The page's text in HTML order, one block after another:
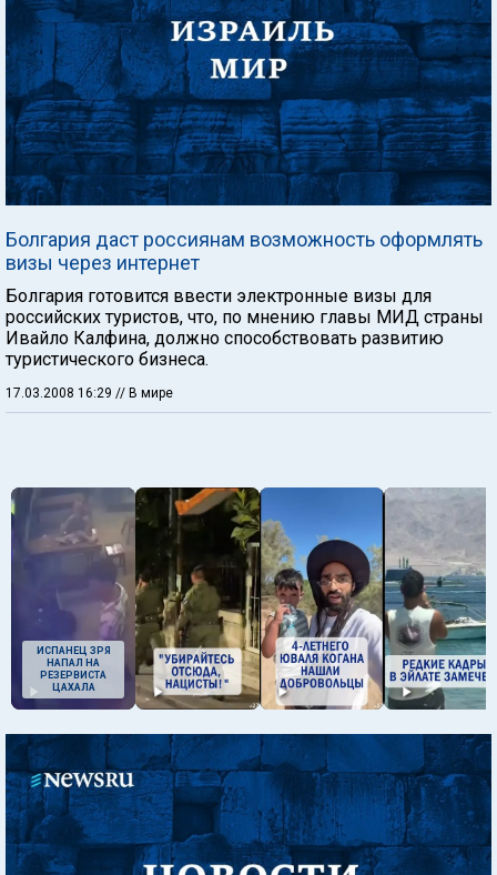
Болгария даст россиянам возможность оформлять
визы через интернет
Болгария готовится ввести электронные визы для
российских туристов, что, по мнению главы МИД страны
Ивайло Калфина, должно способствовать развитию
туристического бизнеса.
17.03.2008 16:29 // В мире
ИСПАНЕЦ ЗРЯ
НАПАЛ НА
РЕЗЕРВИСТА
ЦАХАЛА